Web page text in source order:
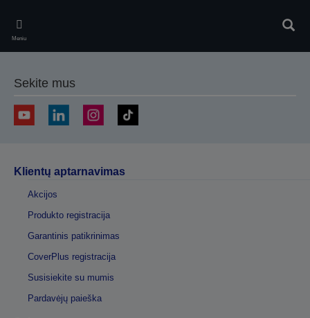
main
content
Meniu
Sekite mus
Klientų aptarnavimas
Akcijos
Produkto registracija
Garantinis patikrinimas
CoverPlus registracija
Susisiekite su mumis
Pardavėjų paieška